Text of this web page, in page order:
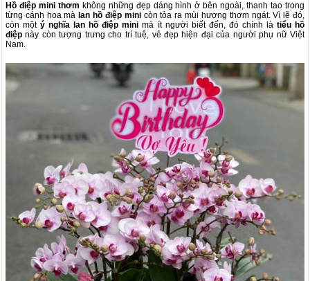
Hồ điệp mini thơm không những đẹp dáng hình ở bên ngoài, thanh tao trong
từng cánh hoa mà lan hồ điệp minicòn tỏa ra mùi hương thơm ngát. Vì lẽ đó,
còn mộtý nghĩa lan hồ điệp mini mà ít người biết đến, đó chính là tiểu hồ
điệp này còn tượng trưng cho trí tuệ, vẻ đẹp hiện đại của người phụ nữ Việt
Nam.